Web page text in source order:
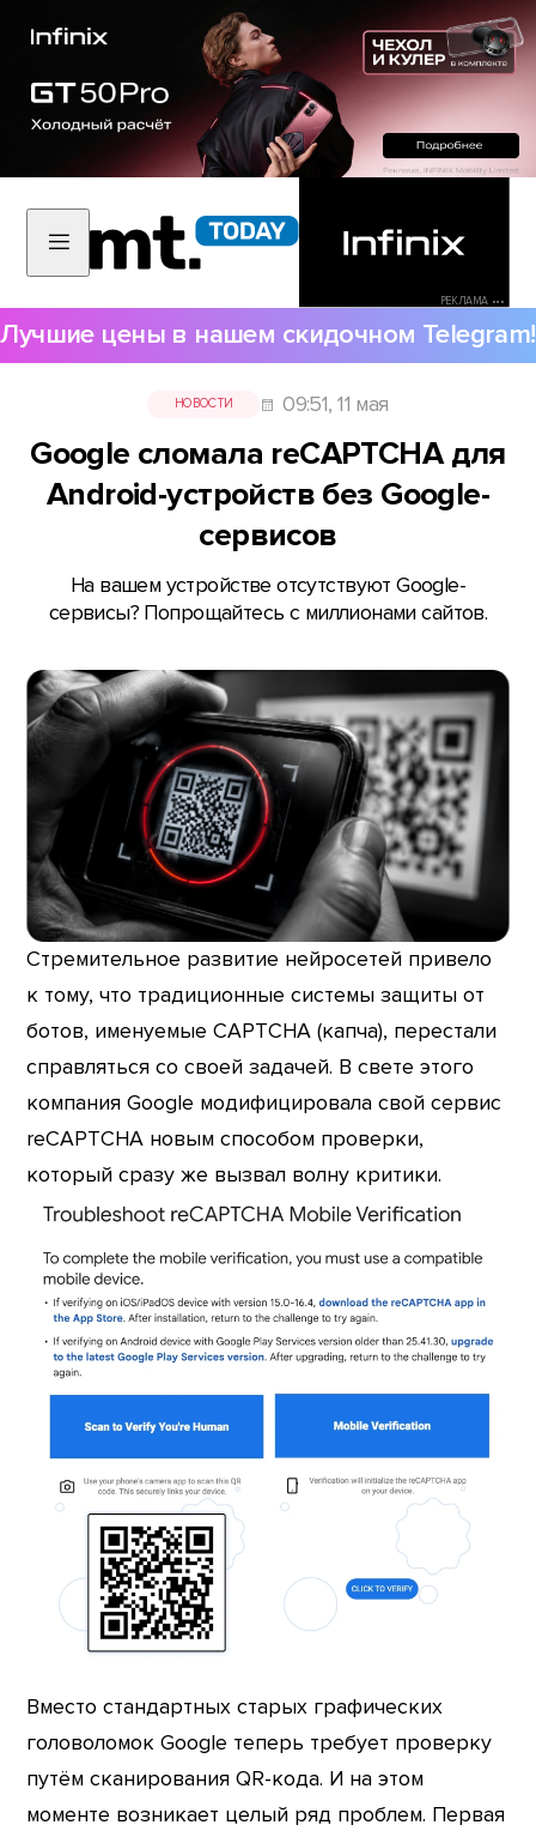
РЕКЛАМА •••
Лучшие цены в нашем скидочном Telegram!
НОВОСТИ 09:51, 11 мая
Google сломала reCAPTCHA для
Android-устройств без Google-
сервисов
На вашем устройстве отсутствуют Google-
сервисы? Попрощайтесь с миллионами сайтов.
Стремительное развитие нейросетей привело
к тому, что традиционные системы защиты от
ботов, именуемые CAPTCHA (капча), перестали
справляться со своей задачей. В свете этого
компания Google модифицировала свой сервис
reCAPTCHA новым способом проверки,
который сразу же вызвал волну критики.
Вместо стандартных старых графических
головоломок Google теперь требует проверку
путём сканирования QR-кода. И на этом
моменте возникает целый ряд проблем. Первая